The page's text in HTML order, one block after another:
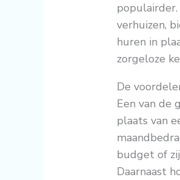
verhuizen,
huren in
zorgeloze
De
Een van de
plaats van
budget of
Daarnaast